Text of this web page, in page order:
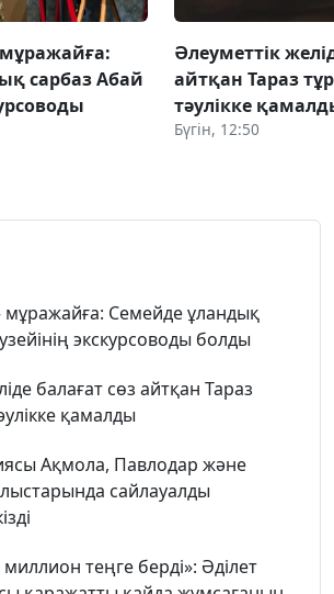
сарбаз Абай
Әлеуметтік
айтқан Тараз
тәулікке
Бүгін, 12:50
Семейде ұландық
экскурсоводы болды
балағат сөз айтқан Тараз
қамалды
Ақмола, Павлодар және
сайлауалды
теңге берді»: Әділет